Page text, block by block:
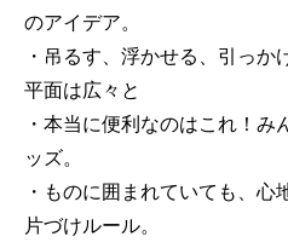
のアイデア。
・吊るす、浮かせる、引っ
平面は広々と
・本当に便利なのはこれ！
ッズ。
・ものに囲まれていても、
片づけルール。